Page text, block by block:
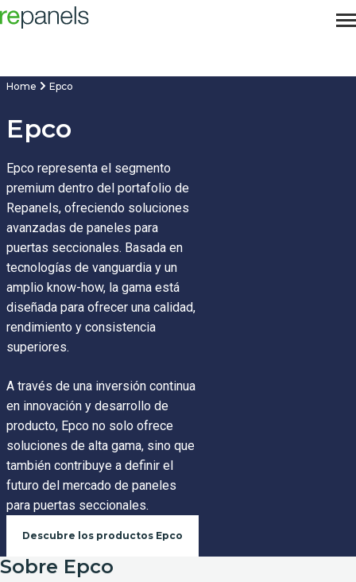
Home Epco
Epco
Epco representa el segmento
premium dentro del portafolio de
Repanels, ofreciendo soluciones
avanzadas de paneles para
puertas seccionales. Basada en
tecnologías de vanguardia y un
amplio know-how, la gama está
diseñada para ofrecer una calidad,
rendimiento y consistencia
superiores.
A través de una inversión continua
en innovación y desarrollo de
producto, Epco no solo ofrece
soluciones de alta gama, sino que
también contribuye a definir el
futuro del mercado de paneles
para puertas seccionales.
Descubre los productos Epco
Sobre Epco